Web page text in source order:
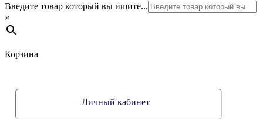
Введите товар который вы ищите...
×
Корзина
Личный кабинет